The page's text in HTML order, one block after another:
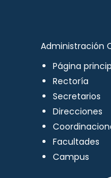
Administración
Página
Rectoría
Secretarios
Direcciones
Facultades
Campus